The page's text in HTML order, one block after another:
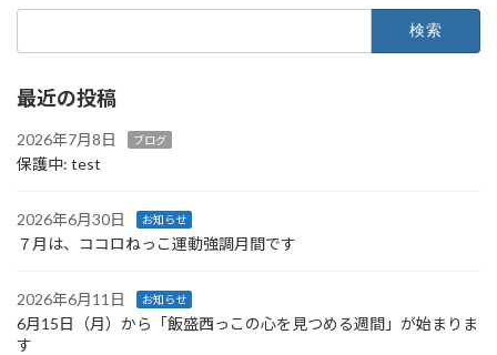
最近の投稿
2026年7月8日 ブログ
保護中: test
2026年6月30日 お知らせ
７月は、ココロねっこ運動強調月間です
2026年6月11日 お知らせ
6月15日（月）から「飯盛西っこの心を見つめる週間」が始まりま
す